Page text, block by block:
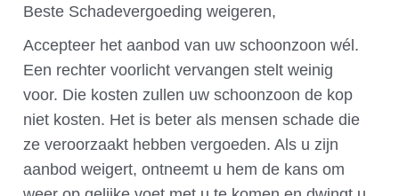
Beste Schadevergoeding weigeren,
Accepteer het aanbod van uw schoonzoon wél.
Een rechter voorlicht vervangen stelt weinig
voor. Die kosten zullen uw schoonzoon de kop
niet kosten. Het is beter als mensen schade die
ze veroorzaakt hebben vergoeden. Als u zijn
aanbod weigert, ontneemt u hem de kans om